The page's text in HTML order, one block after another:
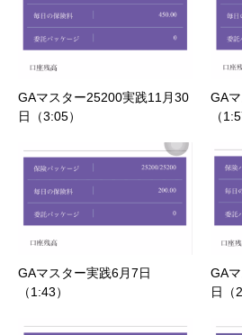
GAマスター25200実践11月30
日（3:05）
GA
（
GAマスター実践6月7日
（1:43）
GA
日（